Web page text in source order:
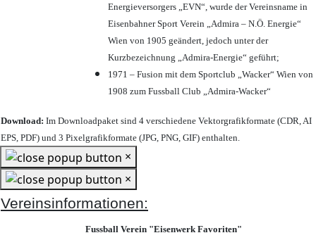
Energieversorgers „EVN“, wurde der Vereinsname in
Eisenbahner Sport Verein „Admira – N.Ö. Energie“
Wien von 1905 geändert, jedoch unter der
Kurzbezeichnung „Admira-Energie“ geführt;
1971 – Fusion mit dem Sportclub „Wacker“ Wien von
1908 zum Fussball Club „Admira-Wacker“
Download: Im Downloadpaket sind 4 verschiedene Vektorgrafikformate (CDR, AI
EPS, PDF) und 3 Pixelgrafikformate (JPG, PNG, GIF) enthalten.
×
×
Vereinsinformationen:
Fussball Verein "Eisenwerk Favoriten"